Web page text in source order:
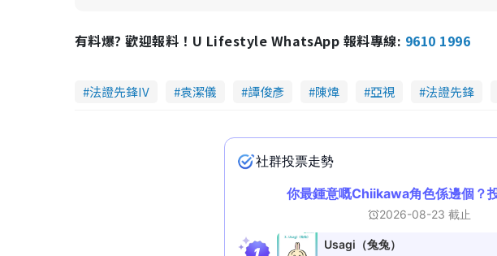
有料爆? 歡迎報料！U Lifestyle WhatsApp 報料專線: 9610 1996
法證先鋒IV 袁潔儀 譚俊彥 陳煒 亞視 法證先鋒